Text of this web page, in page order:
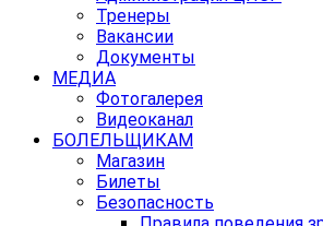
Тренеры
Вакансии
Документы
МЕДИА
Фотогалерея
Видеоканал
БОЛЕЛЬЩИКАМ
Магазин
Билеты
Безопасность